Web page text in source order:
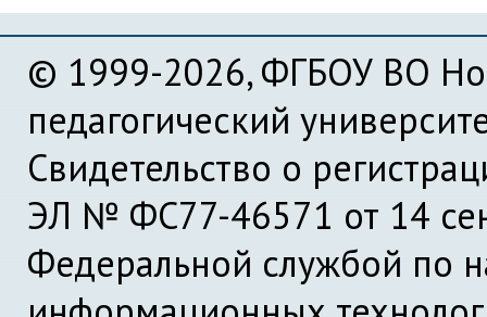
© 1999-2026, ФГБОУ ВО
педагогический
Свидетельство о
ЭЛ № ФС77-46571 от 14
Федеральной службой по